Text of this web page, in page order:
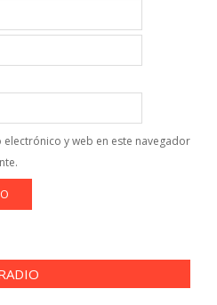
y web en este navegador